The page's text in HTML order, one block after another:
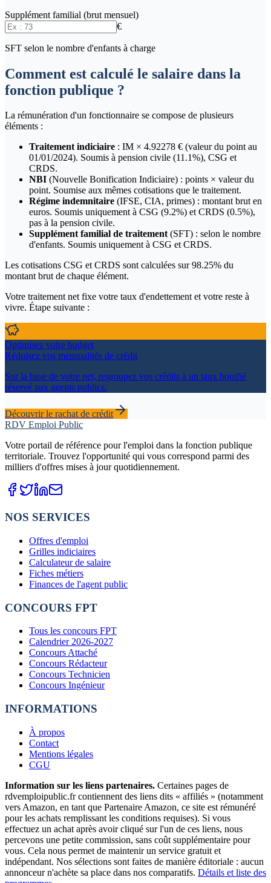
Supplément familial (brut mensuel)
€
SFT selon le nombre d'enfants à charge
Comment est calculé le salaire dans la
fonction publique ?
La rémunération d'un fonctionnaire se compose de plusieurs
éléments :
Traitement indiciaire : IM × 4.92278 € (valeur du point au
01/01/2024). Soumis à pension civile (11.1%), CSG et
CRDS.
NBI (Nouvelle Bonification Indiciaire) : points × valeur du
point. Soumise aux mêmes cotisations que le traitement.
Régime indemnitaire (IFSE, CIA, primes) : montant brut en
euros. Soumis uniquement à CSG (9.2%) et CRDS (0.5%),
pas à la pension civile.
Supplément familial de traitement(SFT) : selon le nombre
d'enfants. Soumis uniquement à CSG et CRDS.
Les cotisations CSG et CRDS sont calculées sur98.25% du
montant brut de chaque élément.
Votre traitement net fixe votre taux d'endettement et votre reste à
vivre. Étape suivante :
Optimisez votre budget
Réduisez vos mensualités de crédit
Sur la base de votre net, regroupez vos crédits à un taux bonifié
réservé aux agents publics.
Découvrir le rachat de crédit
RDV Emploi Public
Votre portail de référence pour l'emploi dans la fonction publique
territoriale. Trouvez l'opportunité qui vous correspond parmi des
milliers d'offres mises à jour quotidiennement.
NOS SERVICES
Offres d'emploi
Grilles indiciaires
Calculateur de salaire
Fiches métiers
Finances de l'agent public
CONCOURS FPT
Tous les concours FPT
Calendrier 2026-2027
Concours Attaché
Concours Rédacteur
Concours Technicien
Concours Ingénieur
INFORMATIONS
À propos
Contact
Mentions légales
CGU
Information sur les liens partenaires. Certaines pages de
rdvemploipublic.fr contiennent des liens dits « affiliés » (notamment
vers Amazon, en tant que Partenaire Amazon, ce site est rémunéré
pour les achats remplissant les conditions requises). Si vous
effectuez un achat après avoir cliqué sur l'un de ces liens, nous
percevons une petite commission, sans coût supplémentaire pour
vous. Cela nous permet de maintenir un service gratuit et
indépendant. Nos sélections sont faites de manière éditoriale : aucun
annonceur n'achète sa place dans nos comparatifs. Détails et liste des